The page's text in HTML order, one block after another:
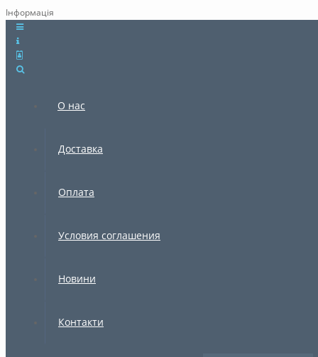
Інформація ×
О нас
Доставка
Оплата
Условия соглашения
Новини
Контакти